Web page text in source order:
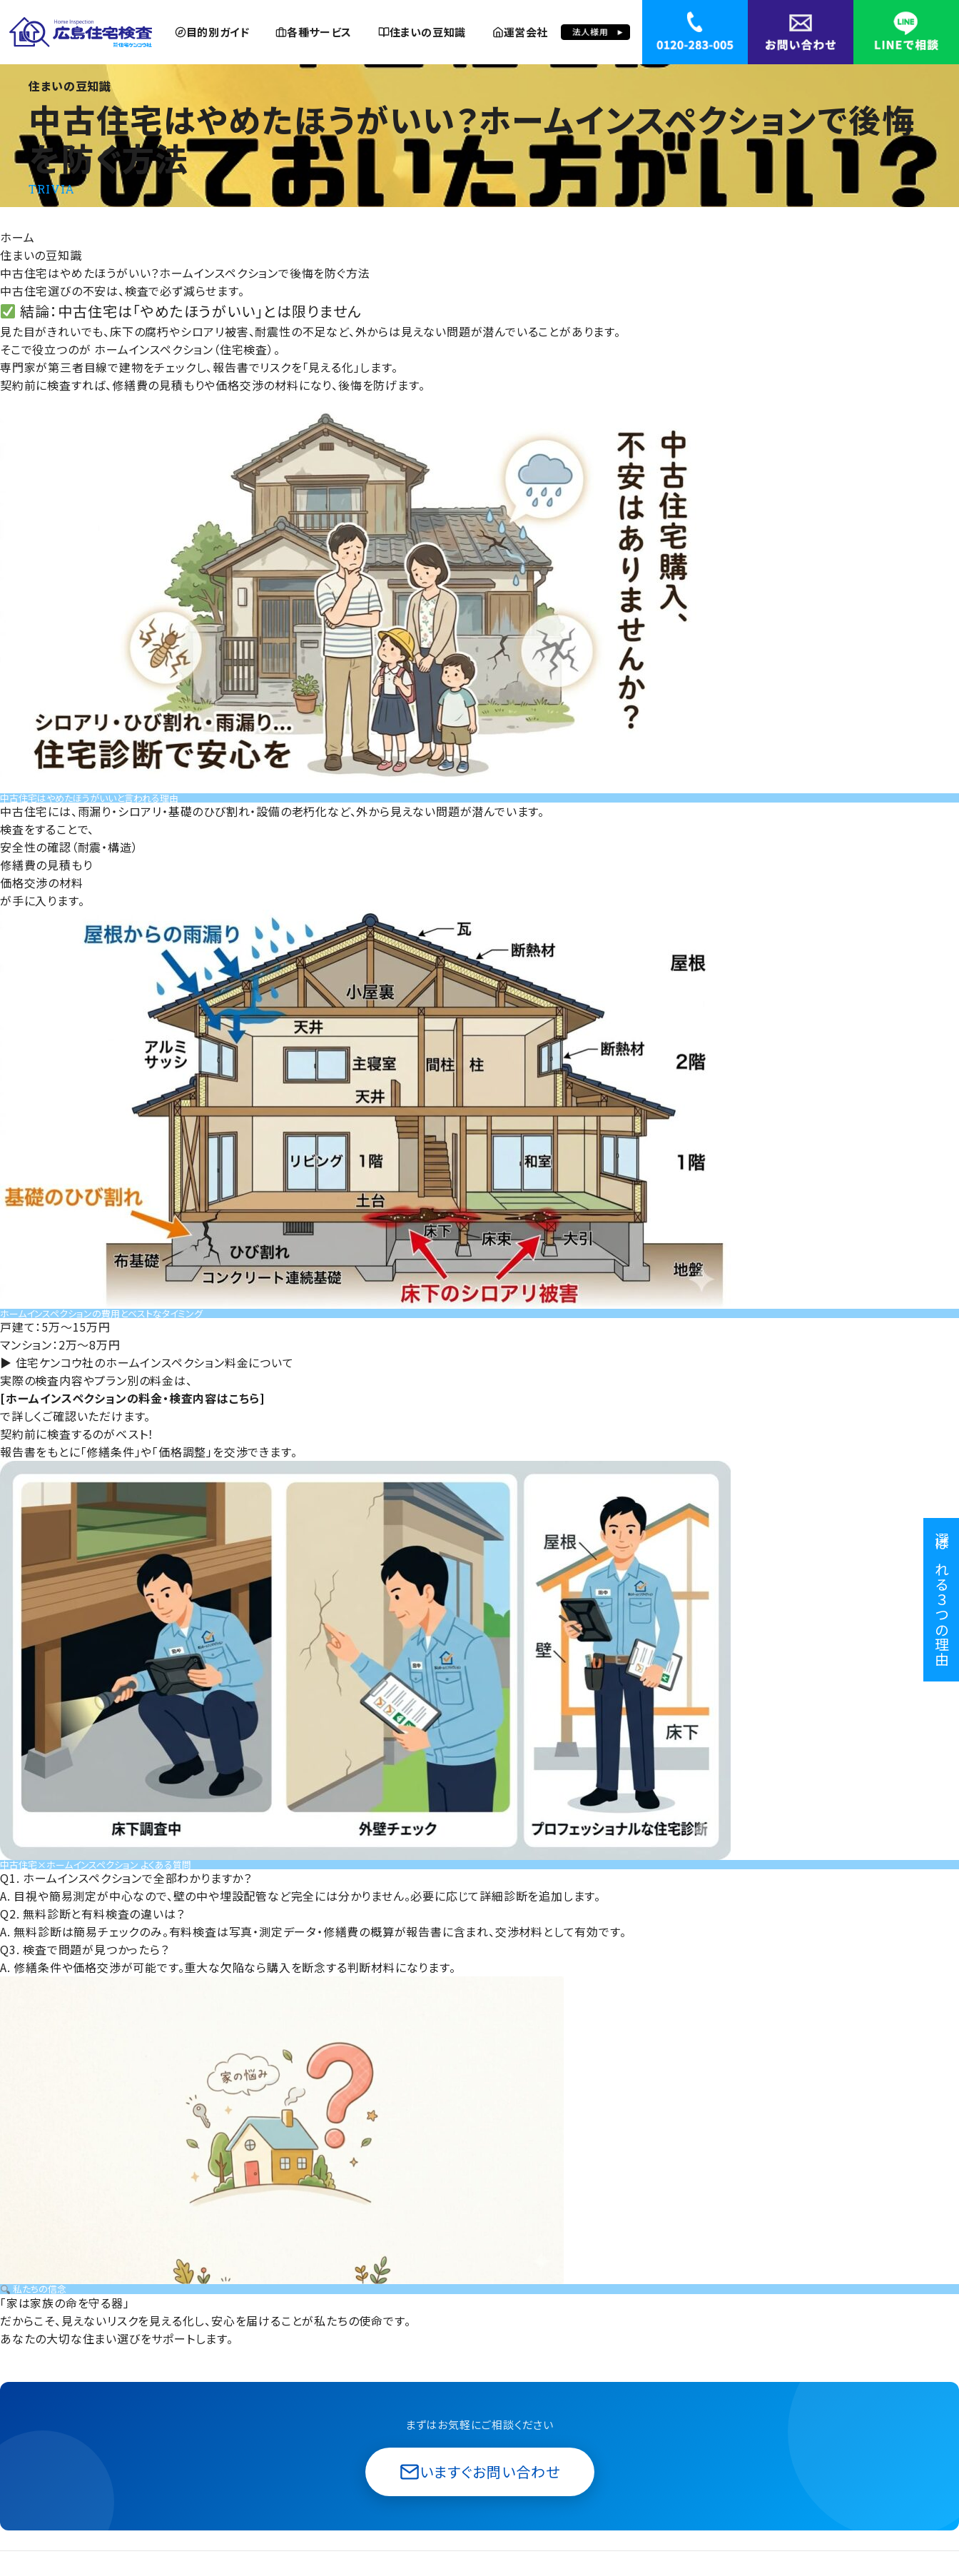
目的別ガイド 各種サービス 住まいの豆知識 運営会社
中古住宅はやめたほうがいい？ホームインスペクションで後悔を防ぐ方法
住まいの豆知識
中古住宅はやめたほうがいい？ホームインスペクションで後悔
を防ぐ方法
TRIVIA
ホーム
住まいの豆知識
中古住宅はやめたほうがいい？ホームインスペクションで後悔を防ぐ方法
中古住宅選びの不安は、検査で必ず減らせます。
結論：中古住宅は「やめたほうがいい」とは限りません
見た目がきれいでも、床下の腐朽やシロアリ被害、耐震性の不足など、外からは見えない問題が潜んでいることがあります。
そこで役立つのが ホームインスペクション（住宅検査） 。
専門家が第三者目線で建物をチェックし、報告書でリスクを「見える化」します。
契約前に検査すれば、修繕費の見積もりや価格交渉の材料になり、後悔を防げます。
中古住宅はやめたほうがいいと言われる理由
中古住宅には、雨漏り・シロアリ・基礎のひび割れ・設備の老朽化など、外から見えない問題が潜んでいます。
検査をすることで、
安全性の確認（耐震・構造）
修繕費の見積もり
価格交渉の材料
が手に入ります。
ホームインスペクションの費用とベストなタイミング
戸建て：5万〜15万円
マンション：2万〜8万円
▶︎ 住宅ケンコウ社のホームインスペクション料金について
実際の検査内容やプラン別の料金は、
[ホームインスペクションの料金・検査内容はこちら]
で詳しくご確認いただけます。
契約前に検査するのがベスト！
報告書をもとに「修繕条件」や「価格調整」を交渉できます。
中古住宅×ホームインスペクション よくある質問
Q1. ホームインスペクションで全部わかりますか？
A. 目視や簡易測定が中心なので、壁の中や埋設配管など完全には分かりません。必要に応じて詳細診断を追加します。
Q2. 無料診断と有料検査の違いは？
A. 無料診断は簡易チェックのみ。有料検査は写真・測定データ・修繕費の概算が報告書に含まれ、交渉材料として有効です。
Q3. 検査で問題が見つかったら？
A. 修繕条件や価格交渉が可能です。重大な欠陥なら購入を断念する判断材料になります。
私たちの信念
「家は家族の命を守る器」
だからこそ、見えないリスクを見える化し、安心を届けることが私たちの使命です。
あなたの大切な住まい選びをサポートします。
まずはお気軽にご相談ください
いますぐお問い合わせ
選ばれる３つの理由